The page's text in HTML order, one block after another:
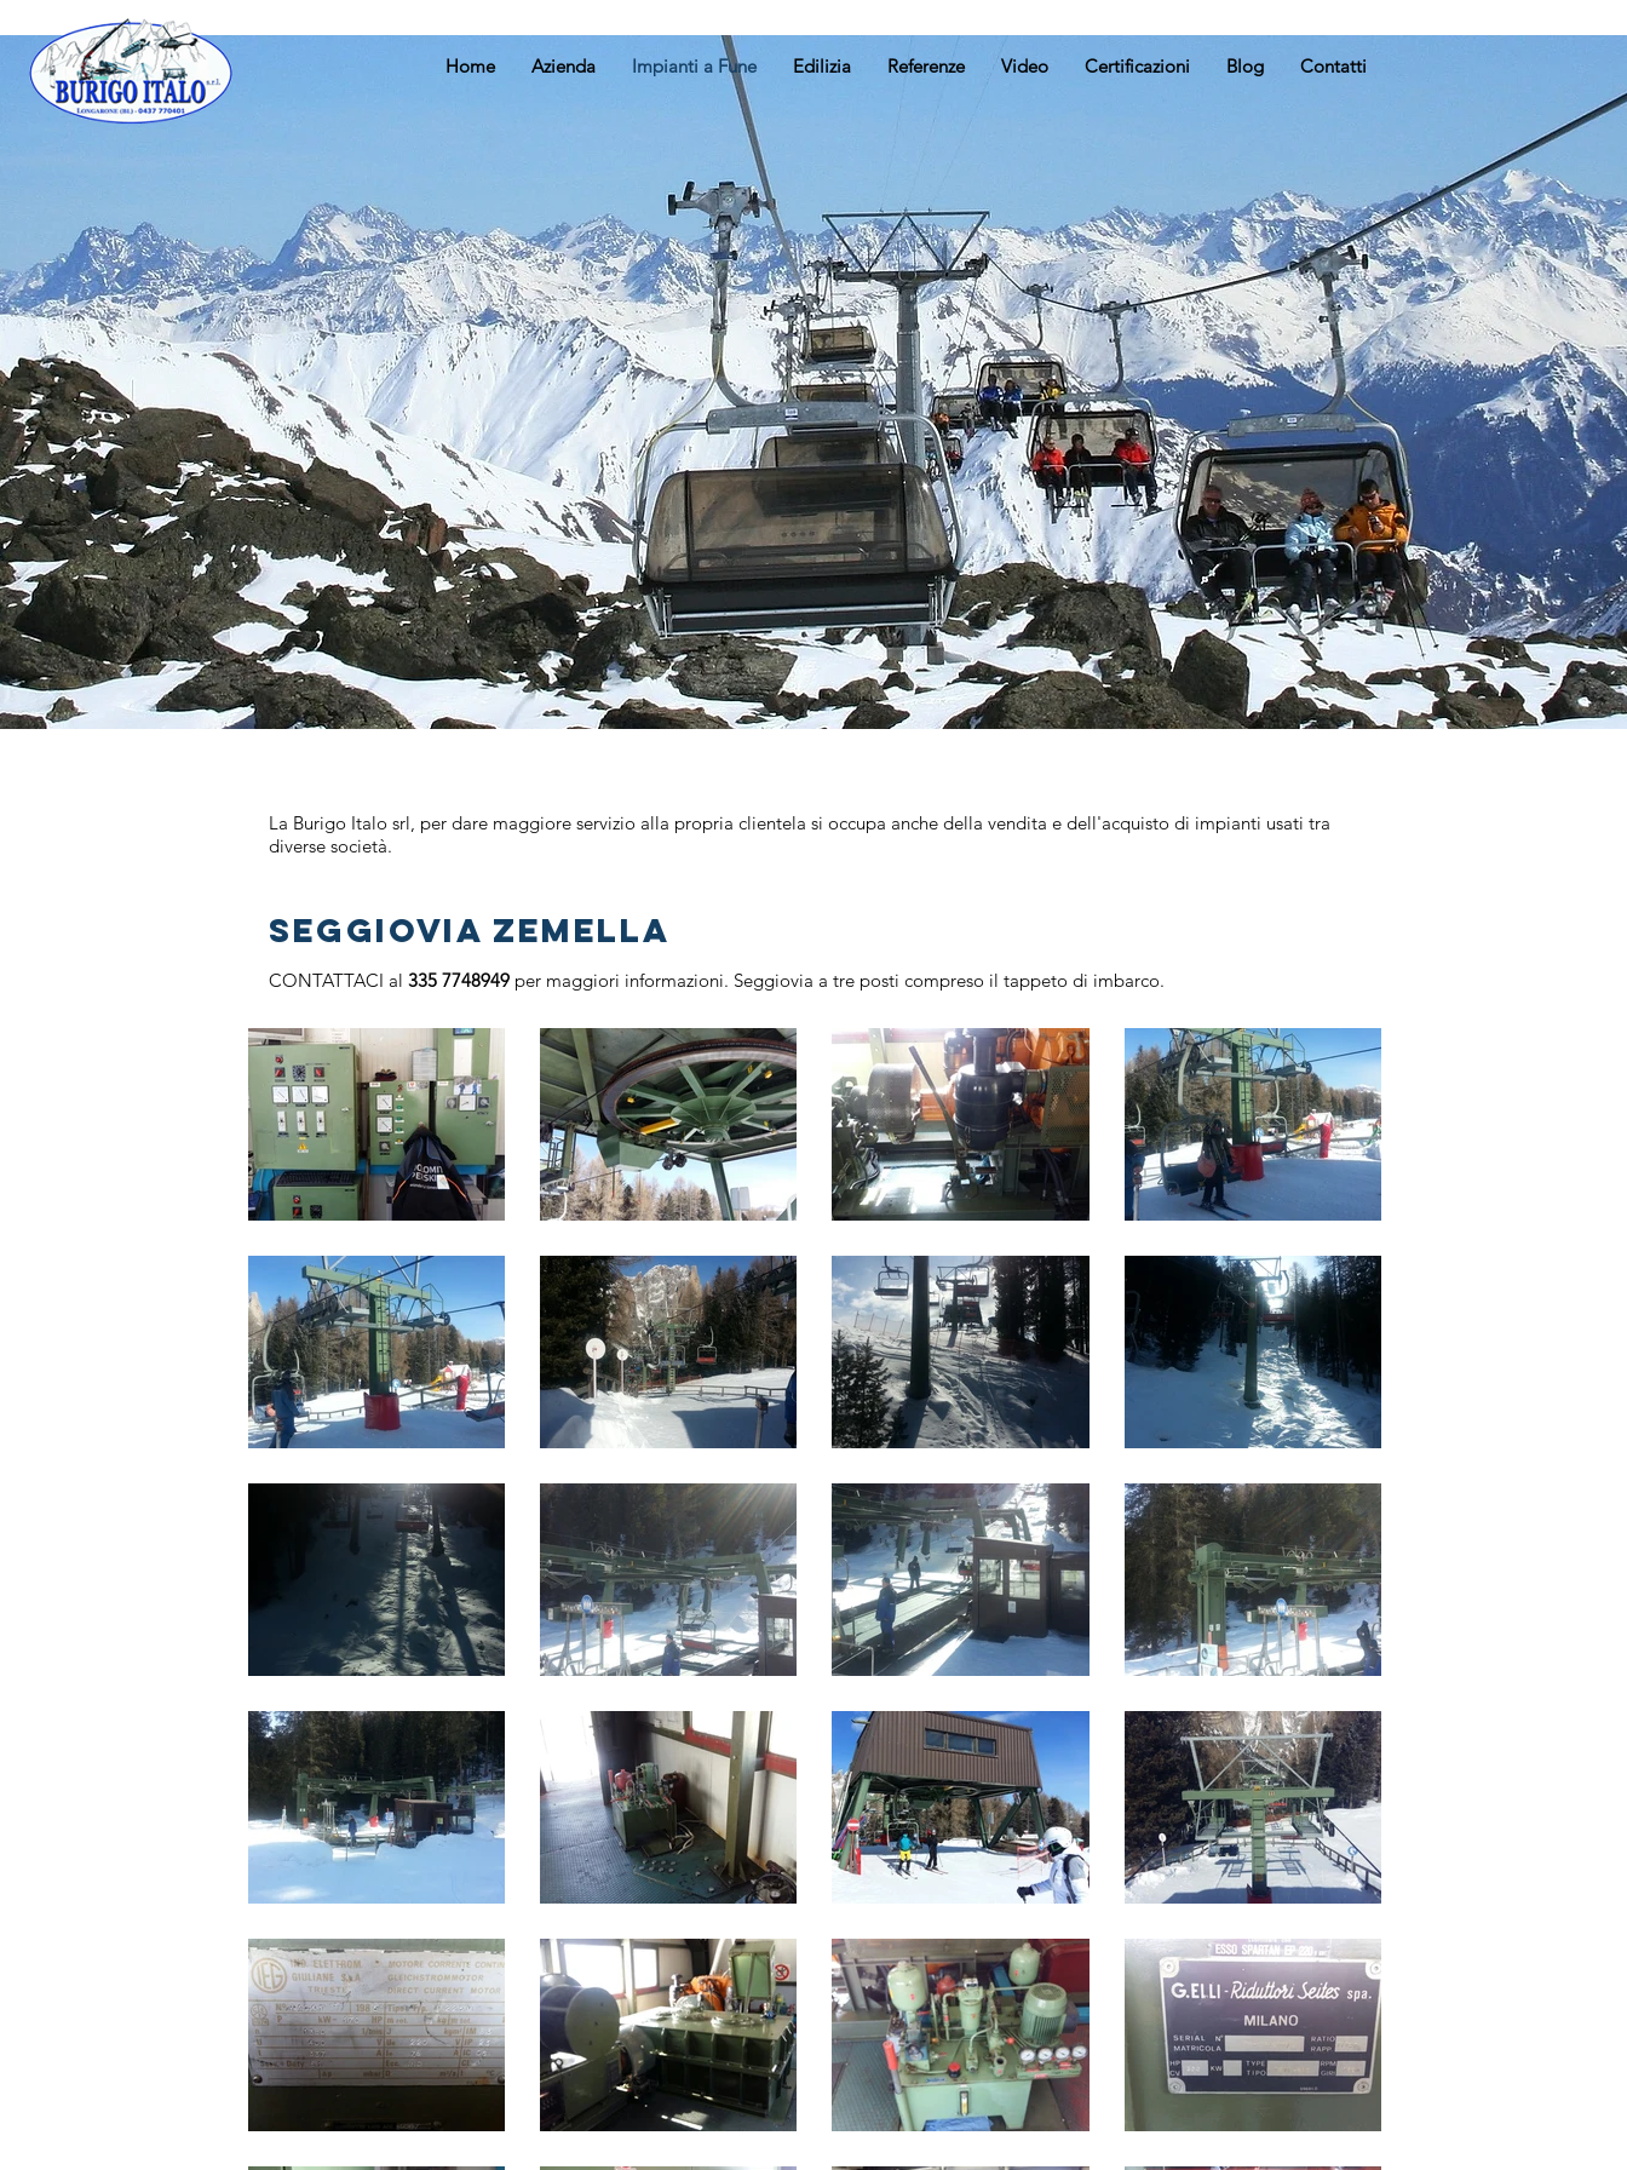
Home Azienda Impianti a Fune Edilizia Referenze Video Certificazioni Blog Contatti
La Burigo Italo srl, per dare maggiore servizio alla propria clientela si occupa anche della vendita e dell'acquisto di impianti usati tra
diverse società.
SEGGIOVIA ZEMELLA
CONTATTACI al 335 7748949 per maggiori informazioni. Seggiovia a tre posti compreso il tappeto di imbarco.